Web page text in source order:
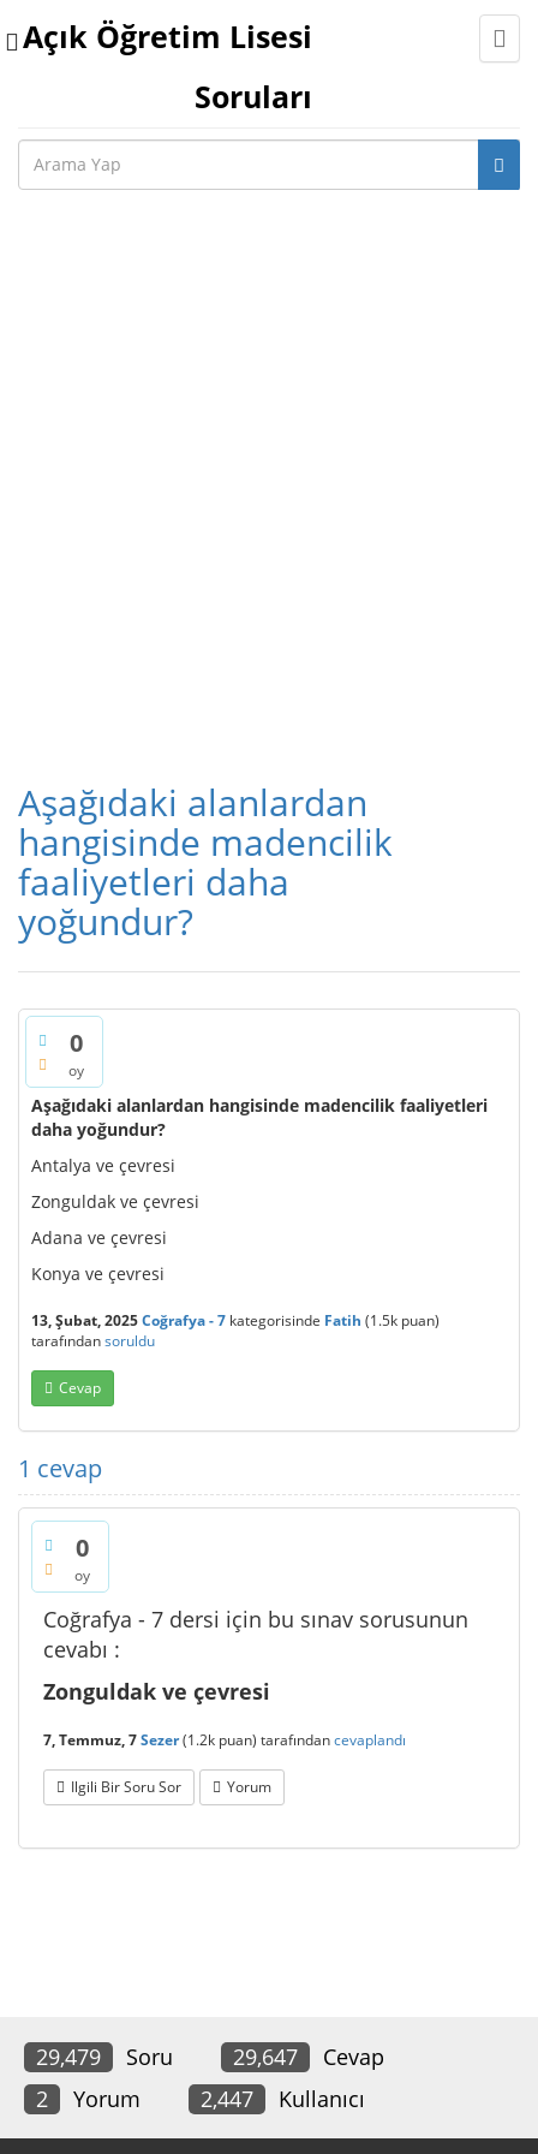
Toggle
Açık Öğretim Lisesi
Soruları
Aşağıdaki alanlardan
hangisinde madencilik
faaliyetleri daha
yoğundur?
0
oy
Aşağıdaki alanlardan hangisinde madencilik faaliyetleri
daha yoğundur?
Antalya ve çevresi
Zonguldak ve çevresi
Adana ve çevresi
Konya ve çevresi
13, Şubat, 2025Coğrafya - 7 kategorisinde Fatih (1.5k puan)
tarafındansoruldu
Cevap
1 cevap
0
oy
Coğrafya - 7 dersi için bu sınav sorusunun
cevabı :
Zonguldak ve çevresi
7, Temmuz, 7Sezer(1.2k puan) tarafındancevaplandı
Ilgili Bir Soru Sor Yorum
29,479 Soru 29,647
Cevap
2
Yorum 2,447 Kullanıcı